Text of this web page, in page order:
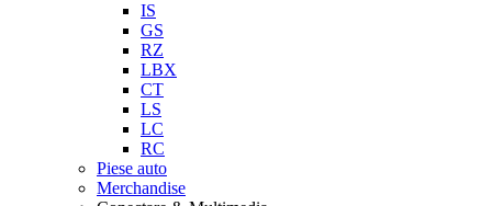
IS
GS
RZ
LBX
CT
LS
LC
RC
Piese auto
Merchandise